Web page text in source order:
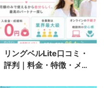
リングベルLite口コミ・
評判｜料金・特徴・メリ